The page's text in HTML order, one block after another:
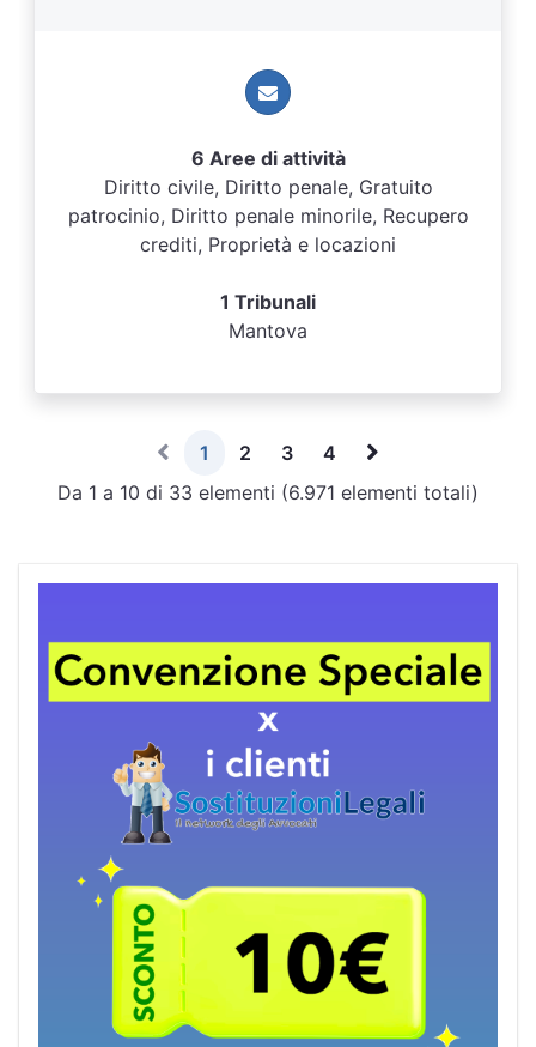
6 Aree di attività
Diritto civile, Diritto penale, Gratuito
patrocinio, Diritto penale minorile, Recupero
crediti, Proprietà e locazioni
1 Tribunali
Mantova
1 2 3
4
Da 1 a 10 di 33 elementi (6.971 elementi totali)